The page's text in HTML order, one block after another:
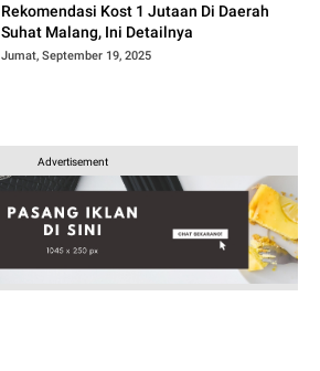
Rekomendasi Kost 1 Jutaan Di Daerah
Suhat Malang, Ini Detailnya
Jumat, September 19, 2025
Advertisement